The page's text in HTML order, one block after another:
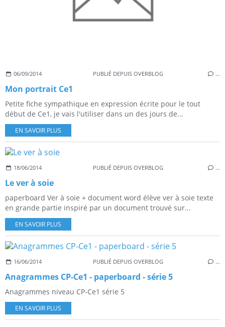
06/09/2014 PUBLIÉ DEPUIS OVERBLOG …
Mon portrait Ce1
Petite fiche sympathique en expression écrite pour le tout
début de Ce1, je vais l'utiliser dans un des jours de...
EN SAVOIR PLUS
18/06/2014 PUBLIÉ DEPUIS OVERBLOG …
Le ver à soie
paperboard Ver à soie + document word élève ver à soie texte
en grande partie inspiré par un document trouvé sur...
EN SAVOIR PLUS
16/06/2014 PUBLIÉ DEPUIS OVERBLOG …
Anagrammes CP-Ce1 - paperboard - série 5
Anagrammes niveau CP-Ce1 série 5
EN SAVOIR PLUS